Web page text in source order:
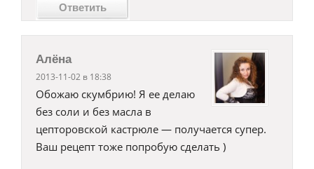
Ответить
Алёна
2013-11-02 в 18:38
Обожаю скумбрию! Я ее делаю
без соли и без масла в
цепторовской кастрюле — получается супер.
Ваш рецепт тоже попробую сделать )